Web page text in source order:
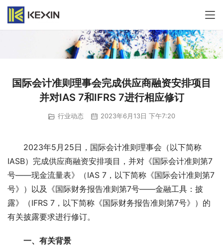
国际会计准则理事会完成供应商融资安排项目
并对IAS 7和IFRS 7进行相应修订
行业动态 2023年6月13日 下午7:20
2023年5月25日，国际会计准则理事会（以下简称
IASB）完成供应商融资安排项目，并对《国际会计准则第7
号——现金流量表》（IAS 7，以下简称《国际会计准则第7
号》）以及《国际财务报告准则第7号——金融工具：披
露》（IFRS 7，以下简称《国际财务报告准则第7号》）的
有关披露要求进行修订。
一、有关背景